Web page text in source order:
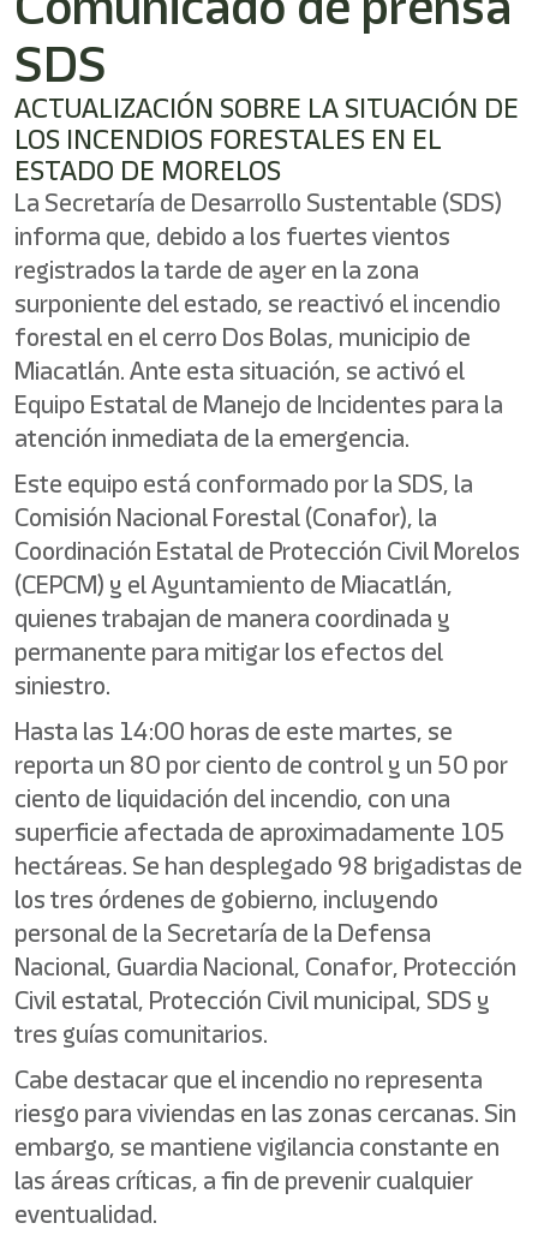
activates
the
screen
reader
to
help
you
navigate
and
interact
with
content.
SDS
ACTUALIZACIÓN SOBRE LA SITUACIÓN DE
LOS INCENDIOS FORESTALES EN EL
ESTADO DE MORELOS
La Secretaría de Desarrollo Sustentable (SDS)
informa que, debido a los fuertes vientos
registrados la tarde de ayer en la zona
surponiente del estado, se reactivó el incendio
forestal en el cerro Dos Bolas, municipio de
Miacatlán. Ante esta situación, se activó el
Equipo Estatal de Manejo de Incidentes para la
atención inmediata de la emergencia.
Este equipo está conformado por la SDS, la
Comisión Nacional Forestal (Conafor), la
Coordinación Estatal de Protección Civil Morelos
(CEPCM) y el Ayuntamiento de Miacatlán,
quienes trabajan de manera coordinada y
permanente para mitigar los efectos del
siniestro.
Hasta las 14:00 horas de este martes, se
reporta un 80 por ciento de control y un 50 por
ciento de liquidación del incendio, con una
superficie afectada de aproximadamente 105
hectáreas. Se han desplegado 98 brigadistas de
los tres órdenes de gobierno, incluyendo
personal de la Secretaría de la Defensa
Nacional, Guardia Nacional, Conafor, Protección
Civil estatal, Protección Civil municipal, SDS y
tres guías comunitarios.
Cabe destacar que el incendio no representa
riesgo para viviendas en las zonas cercanas. Sin
embargo, se mantiene vigilancia constante en
las áreas críticas, a fin de prevenir cualquier
eventualidad.